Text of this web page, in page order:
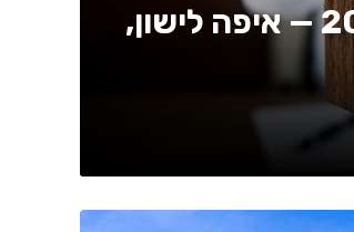
בתי מלון באיינדהובן 2026 — איפה לישון,